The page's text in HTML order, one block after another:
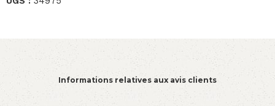
Informations relatives aux avis clients